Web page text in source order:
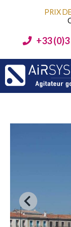
contenu
PRIX
+33